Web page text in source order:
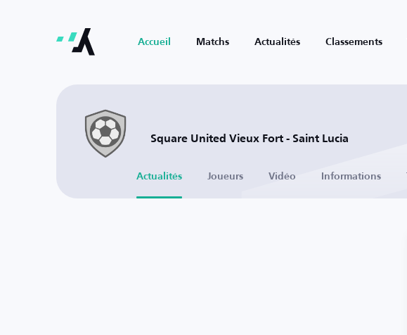
Accueil Matchs Actualités Classements
Square United Vieux Fort - Saint Lucia
Actualités Joueurs Vidéo Informations